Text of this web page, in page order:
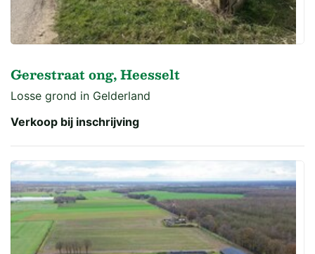
Gerestraat ong, Heesselt
Losse grond in Gelderland
Verkoop bij inschrijving